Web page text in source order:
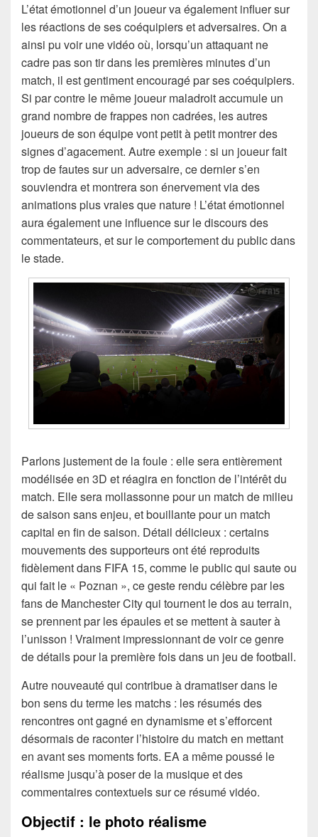
L’état émotionnel d’un joueur va également influer sur
les réactions de ses coéquipiers et adversaires. On a
ainsi pu voir une vidéo où, lorsqu’un attaquant ne
cadre pas son tir dans les premières minutes d’un
match, il est gentiment encouragé par ses coéquipiers.
Si par contre le même joueur maladroit accumule un
grand nombre de frappes non cadrées, les autres
joueurs de son équipe vont petit à petit montrer des
signes d’agacement. Autre exemple : si un joueur fait
trop de fautes sur un adversaire, ce dernier s’en
souviendra et montrera son énervement via des
animations plus vraies que nature ! L’état émotionnel
aura également une influence sur le discours des
commentateurs, et sur le comportement du public dans
le stade.
Parlons justement de la foule : elle sera entièrement
modélisée en 3D et réagira en fonction de l’intérêt du
match. Elle sera mollassonne pour un match de milieu
de saison sans enjeu, et bouillante pour un match
capital en fin de saison. Détail délicieux : certains
mouvements des supporteurs ont été reproduits
fidèlement dans FIFA 15, comme le public qui saute ou
qui fait le « Poznan », ce geste rendu célèbre par les
fans de Manchester City qui tournent le dos au terrain,
se prennent par les épaules et se mettent à sauter à
l’unisson ! Vraiment impressionnant de voir ce genre
de détails pour la première fois dans un jeu de football.
Autre nouveauté qui contribue à dramatiser dans le
bon sens du terme les matchs : les résumés des
rencontres ont gagné en dynamisme et s’efforcent
désormais de raconter l’histoire du match en mettant
en avant ses moments forts. EA a même poussé le
réalisme jusqu’à poser de la musique et des
commentaires contextuels sur ce résumé vidéo.
Objectif : le photo réalisme